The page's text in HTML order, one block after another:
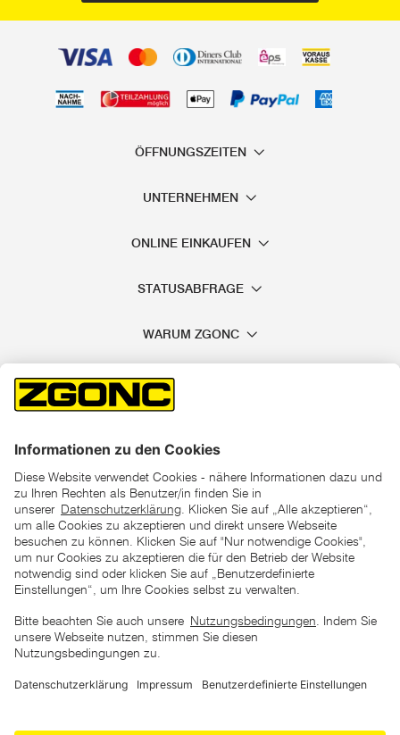
ÖFFNUNGSZEITEN
UNTERNEHMEN
ONLINE EINKAUFEN
STATUSABFRAGE
WARUM ZGONC
*der "statt"-Preis ist der niedrigste von uns in den letzten 30
Tagen vor Beginn dieser Aktion verlangte Preis
unter den UVP Preisen auf dieser Website sind die
zu verstehen
Copyright © 2026 ZGONC. Alle Rechte vorbehalten.